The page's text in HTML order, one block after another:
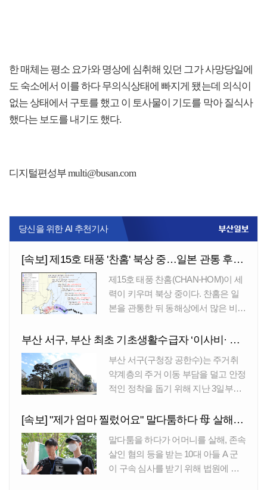
한 매체는 평소 요가와 명상에 심취해 있던 그가 사망당일에
도 숙소에서 이를 하다 무의식상태에 빠지게 됐는데 의식이
없는 상태에서 구토를 했고 이 토사물이 기도를 막아 질식사
했다는 보도를 내기도 했다.
디지털편성부 multi@busan.com